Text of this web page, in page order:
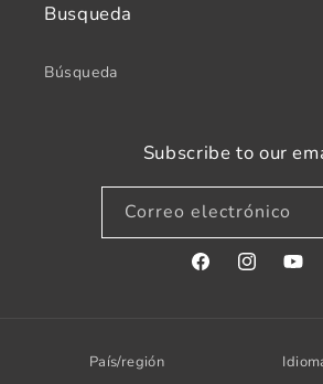
Busqueda
Búsqueda
Subscribe to our
Correo electrónico
FacebookInstagram
País/región